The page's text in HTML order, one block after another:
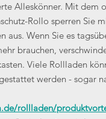
Alleskönner. Mit dem
Rollo sperren Sie
aus. Wenn Sie es
brauchen,
Viele Rollladen
werden - sogar
rollladen/